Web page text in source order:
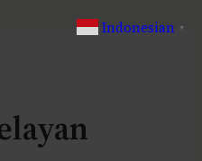
Indonesian ▼